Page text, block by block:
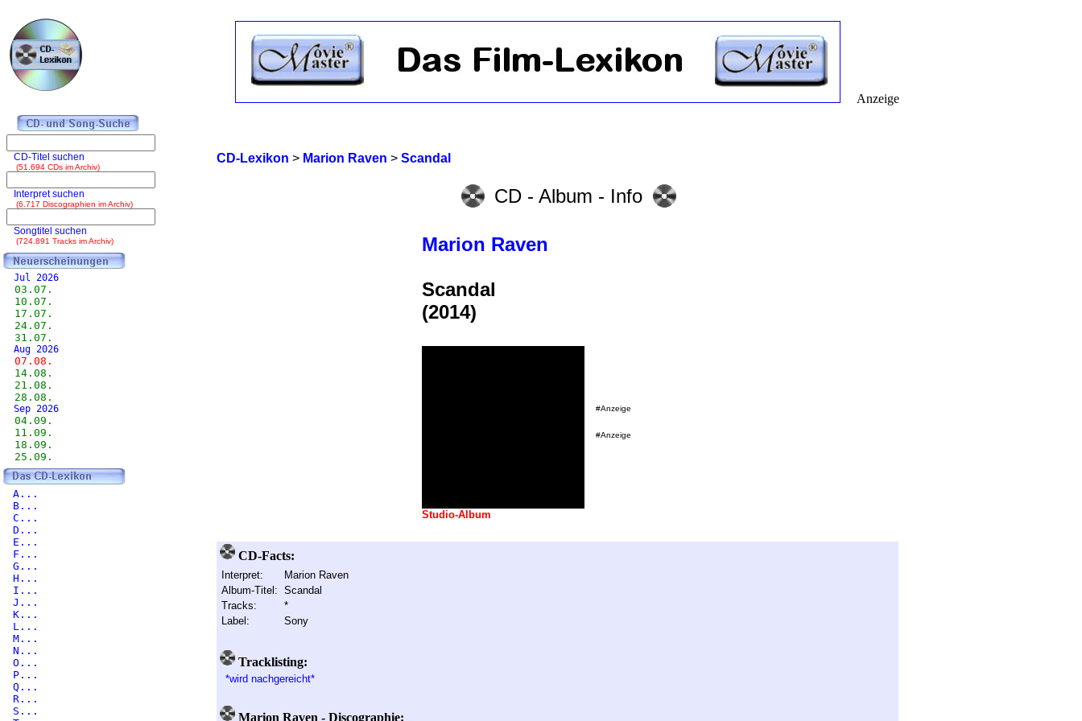
CD-Lexikon > Marion Raven > Scandal
CD - Album - Info
Marion Raven
Scandal
(2014)
Studio-Album
#Anzeige
#Anzeige
CD-Facts:
Interpret:
Marion Raven
Album-Titel: Scandal
Tracks:
*
Label:
Sony
Tracklisting:
*wird nachgereicht*
Marion Raven - Discographie:
Anzeige
CD-Titel suchen
(51.694 CDs im Archiv)
Interpret suchen
(6.717 Discographien im Archiv)
Songtitel suchen
(724.891 Tracks im Archiv)
Jul 2026
03.07.
10.07.
17.07.
24.07.
31.07.
Aug 2026
07.08.
14.08.
21.08.
28.08.
Sep 2026
04.09.
11.09.
18.09.
25.09.
A...
B...
C...
D...
E...
F...
G...
H...
I...
J...
K...
L...
M...
N...
O...
P...
Q...
R...
S...